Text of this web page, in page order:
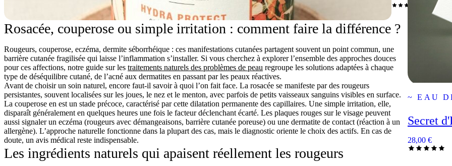
Rosacée, couperose ou simple irritation : comment faire la différence ?
Rougeurs, couperose, eczéma, dermite séborrhéique : ces manifestations cutanées partagent souvent un point commun, une
barrière cutanée fragilisée qui laisse l’inflammation s’installer. Si vous cherchez à explorer l’ensemble des approches douces
pour ces affections, notre guide sur les traitements naturels des problèmes de peau regroupe les solutions adaptées à chaque
type de déséquilibre cutané, de l’acné aux dermatites en passant par les peaux réactives.
Avant de choisir un soin naturel, encore faut-il savoir à quoi l’on fait face. La rosacée se manifeste par des rougeurs
persistantes, souvent localisées sur les joues, le nez et le menton, avec parfois de petits vaisseaux sanguins visibles en surface.
La couperose en est un stade précoce, caractérisé par cette dilatation permanente des capillaires. Une simple irritation, elle,
disparaît généralement en quelques heures une fois le facteur déclenchant écarté. Les plaques rouges sur le visage peuvent
aussi signaler un eczéma (rougeurs avec démangeaisons, barrière cutanée poreuse) ou une dermatite de contact (réaction à un
allergène). L’approche naturelle fonctionne dans la plupart des cas, mais le diagnostic oriente le choix des actifs. En cas de
doute, un avis médical reste indispensable.
Les ingrédients naturels qui apaisent réellement les rougeurs
~ EAU
Secret
28,00 €